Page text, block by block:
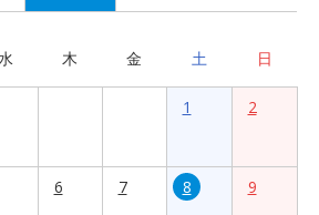
木 金 土 日
1 2
6 7 8 9